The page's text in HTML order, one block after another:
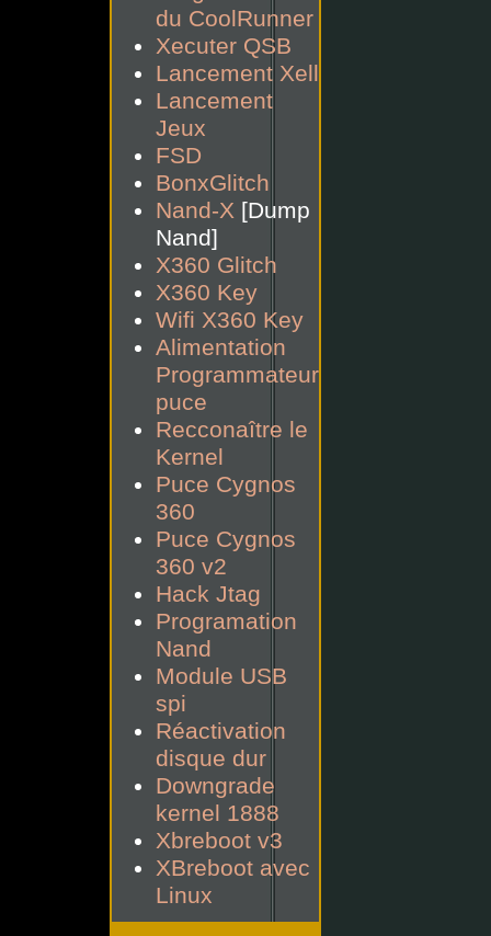
du CoolRunner
Xecuter QSB
Lancement Xell
Lancement
Jeux
FSD
BonxGlitch
Nand-X [Dump
Nand]
X360 Glitch
X360 Key
Wifi X360 Key
Alimentation
Programmateur
puce
Recconaître le
Kernel
Puce Cygnos
360
Puce Cygnos
360 v2
Hack Jtag
Programation
Nand
Module USB
spi
Réactivation
disque dur
Downgrade
kernel 1888
Xbreboot v3
XBreboot avec
Linux